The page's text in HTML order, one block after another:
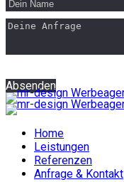
Absenden
Home
Leistungen
Referenzen
Anfrage & Kontakt